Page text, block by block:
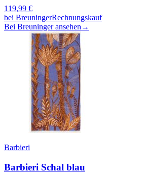
119,99 €
bei BreuningerRechnungskauf
Bei Breuninger ansehen →
Barbieri
Barbieri Schal blau